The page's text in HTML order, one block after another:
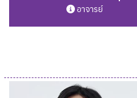
อาจารย์
Mail: linya.te@up.ac.th